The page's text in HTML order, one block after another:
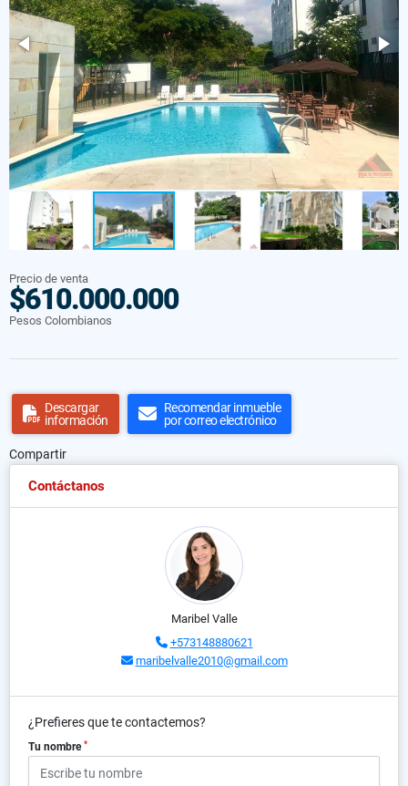
Precio de venta
$610.000.000
Pesos Colombianos
Descargar
información
Recomendar inmueble
por correo electrónico
Compartir
Contáctanos
Maribel Valle
+573148880621
maribelvalle2010@gmail.com
¿Prefieres que te contactemos?
Tu nombre *